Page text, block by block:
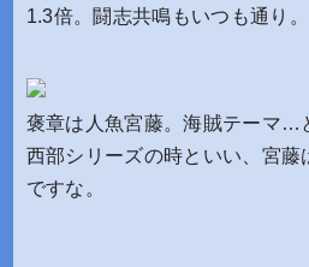
1.3倍。闘志共鳴もいつも通り。
褒章は人魚宮藤。海賊テーマ…
西部シリーズの時といい、宮藤
ですな。